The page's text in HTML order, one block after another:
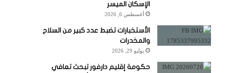
الإسكان الميسر
أغسطس 6, 2026
الأستخبارات تضبط عدد كبير من السلاح
والمخدرات
يوليو 29, 2026
حكومة إقليم دارفور تبحث تعافي